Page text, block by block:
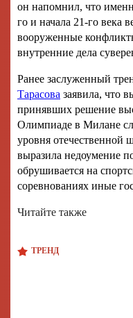
он напомнил, что
го и начала 21-го века
вооруженные
внутренние дела
Ранее заслуженный
Тарасова заявила, что
принявших решение
Олимпиаде в Милане
уровня отечественной
выразила недоумение
обрушивается на
соревнованиях иные
Читайте также
ТРЕНД